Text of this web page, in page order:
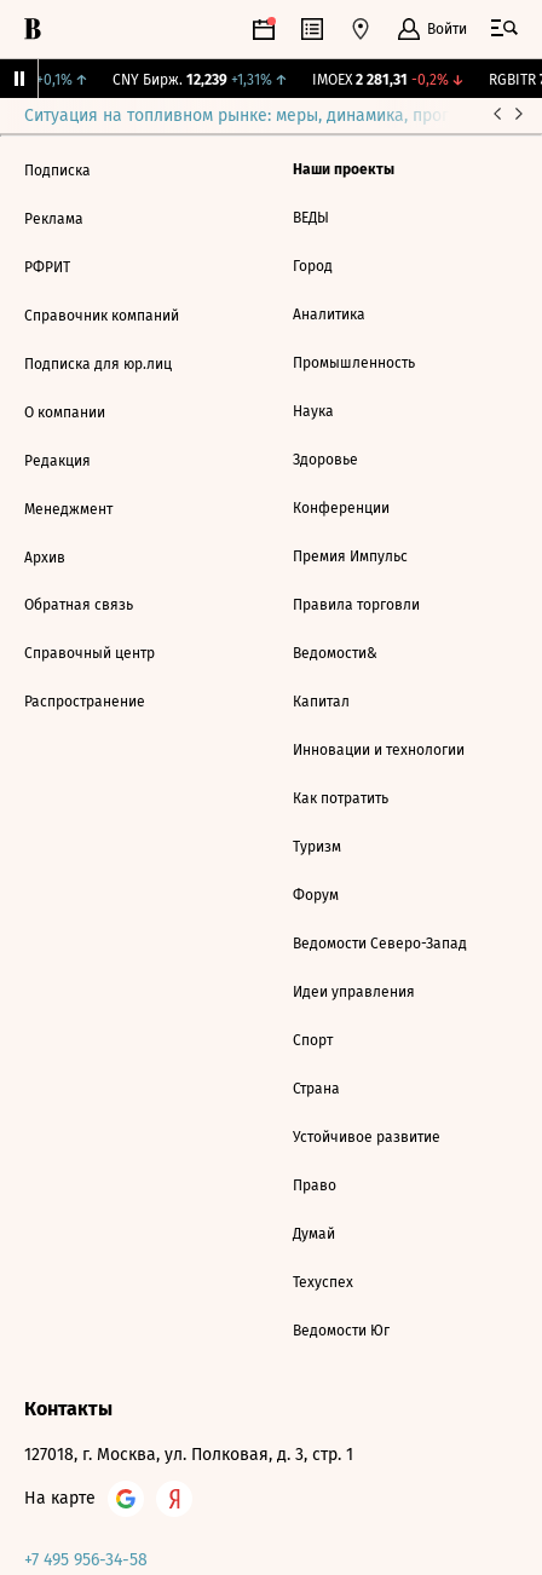
Войти
+0,1%↑ CNY Бирж. 12,239 +1,31%↑ IMOEX 2 281,31 -0,2%↓ RGBITR
Ситуация на топливном рынке: меры, динамика, прогнозы
Подписка
Реклама
РФРИТ
Справочник компаний
Подписка для юр.лиц
О компании
Редакция
Менеджмент
Архив
Обратная связь
Справочный центр
Распространение
Наши проекты
ВЕДЫ
Город
Аналитика
Промышленность
Наука
Здоровье
Конференции
Премия Импульс
Правила торговли
Ведомости&
Капитал
Инновации и технологии
Как потратить
Туризм
Форум
Ведомости Северо-Запад
Идеи управления
Спорт
Страна
Устойчивое развитие
Право
Думай
Техуспех
Ведомости Юг
Контакты
127018, г. Москва, ул. Полковая, д. 3, стр. 1
На карте
+7 495 956-34-58